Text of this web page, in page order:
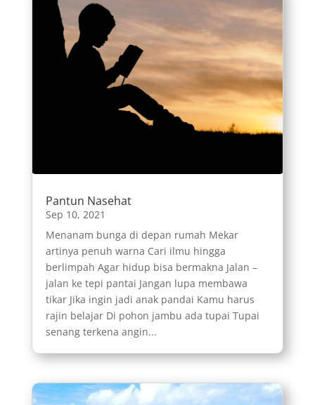
Pantun Nasehat
Sep 10, 2021
Menanam bunga di depan rumah Mekar
artinya penuh warna Cari ilmu hingga
berlimpah Agar hidup bisa bermakna Jalan –
jalan ke tepi pantai Jangan lupa membawa
tikar Jika ingin jadi anak pandai Kamu harus
rajin belajar Di pohon jambu ada tupai Tupai
senang terkena angin...